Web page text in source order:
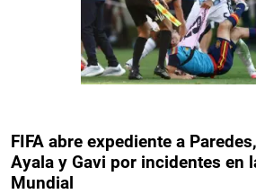
FIFA abre expediente a
Ayala y Gavi por incidentes en
Mundial